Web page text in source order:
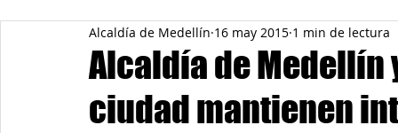
Educación Derechos Humanos Deporte
Inclusión Social Infancia y preadolescencia
Alcaldía de Medellín
ciudad mantienen
Alcaldía de Medellín 16 may 2015 1 min de lectura